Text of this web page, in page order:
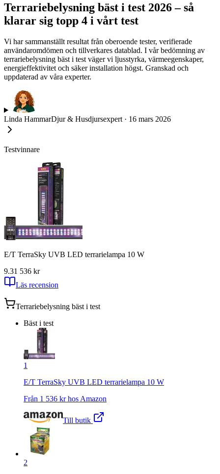
Terrariebelysning bäst i test 2026 – så
klarar sig topp 4 i vårt test
Vi har sammanställt resultat från oberoende tester, verifierade
användaromdömen och tillverkares datablad. I vår bedömning av
terrariebelysning bäst i test väger vi ljusstyrka, värmeegenskaper,
energieffektivitet och säker installation högst. Granskad och
uppdaterad av våra experter.
Linda HammarDjur & Husdjursexpert · 16 mars 2026
Testvinnare
E/T TerraSky UVB LED terrarielampa 10 W
9.31 536 kr
Läs recension
Terrariebelysning bäst i test
Bäst i test
1
E/T TerraSky UVB LED terrarielampa 10 W
Från 1 536 kr hos Amazon
Till butik
2